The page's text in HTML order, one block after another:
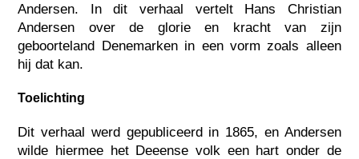
Andersen. In dit verhaal vertelt Hans Christian
Andersen over de glorie en kracht van zijn
geboorteland Denemarken in een vorm zoals alleen
hij dat kan.
Toelichting
Dit verhaal werd gepubliceerd in 1865, en Andersen
wilde hiermee het Deeense volk een hart onder de